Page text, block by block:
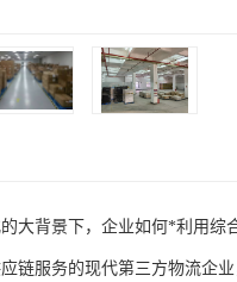
大背景下，企业如何*利用综
链服务的现代第三方物流企